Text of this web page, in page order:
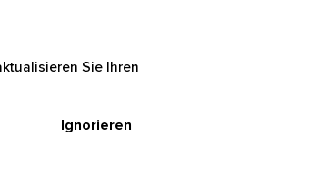
Sie Ihren
Ignorieren